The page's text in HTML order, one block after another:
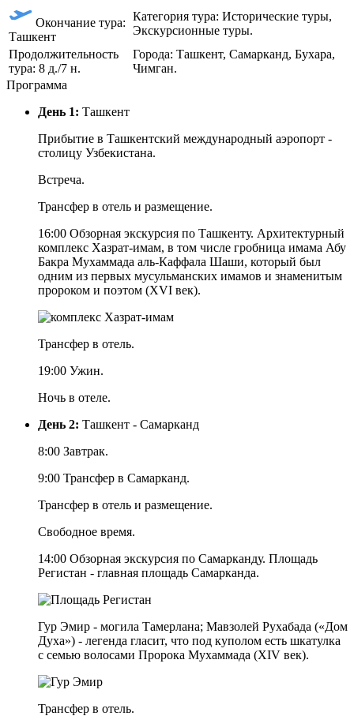
Окончание тура:
Ташкент
Категория тура: Исторические туры,
Экскурсионные туры.
Продолжительность
тура: 8 д./7 н.
Города: Ташкент, Самарканд, Бухара,
Чимган.
Программа
День 1: Ташкент
Прибытие в Ташкентский международный аэропорт -
столицу Узбекистана.
Встреча.
Трансфер в отель и размещение.
16:00 Обзорная экскурсия по Ташкенту. Архитектурный
комплекс Хазрат-имам, в том числе гробница имама Абу
Бакра Мухаммада аль-Каффала Шаши, который был
одним из первых мусульманских имамов и знаменитым
пророком и поэтом (XVI век).
Трансфер в отель.
19:00 Ужин.
Ночь в отеле.
День 2: Ташкент - Самарканд
8:00 Завтрак.
9:00 Трансфер в Самарканд.
Трансфер в отель и размещение.
Свободное время.
14:00 Обзорная экскурсия по Самарканду. Площадь
Регистан - главная площадь Самарканда.
Гур Эмир - могила Тамерлана; Мавзолей Рухабада («Дом
Духа») - легенда гласит, что под куполом есть шкатулка
с семью волосами Пророка Мухаммада (XIV век).
Трансфер в отель.